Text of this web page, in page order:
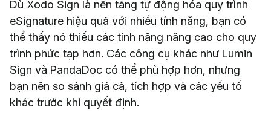
Dù Xodo Sign là nền tảng tự động hóa quy trình
eSignature hiệu quả với nhiều tính năng, bạn có
thể thấy nó thiếu các tính năng nâng cao cho quy
trình phức tạp hơn. Các công cụ khác như Lumin
Sign và PandaDoc có thể phù hợp hơn, nhưng
bạn nên so sánh giá cả, tích hợp và các yếu tố
khác trước khi quyết định.